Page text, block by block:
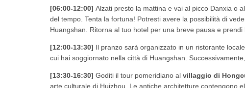
[06:00-12:00] Alzati presto la mattina e vai al picco Danxia o
del tempo. Tenta la fortuna! Potresti avere la possibilità di
Huangshan. Ritorna al tuo hotel per una breve pausa e
[12:00-13:30] Il pranzo sarà organizzato in un ristorante
cui hai soggiornato nella città di Huangshan.
[13:30-16:30] Goditi il tour pomeridiano al villaggio di
arte culturale di Huizhou. Le antiche architetture contengono